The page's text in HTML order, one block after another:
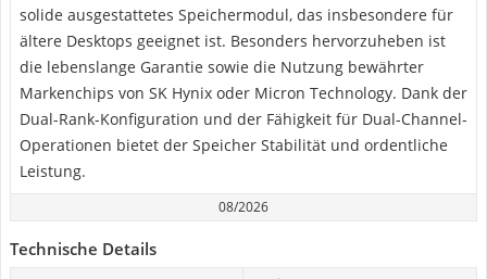
solide ausgestattetes Speichermodul, das insbesondere für
ältere Desktops geeignet ist. Besonders hervorzuheben ist
die lebenslange Garantie sowie die Nutzung bewährter
Markenchips von SK Hynix oder Micron Technology. Dank der
Dual-Rank-Konfiguration und der Fähigkeit für Dual-Channel-
Operationen bietet der Speicher Stabilität und ordentliche
Leistung.
08/2026
Technische Details